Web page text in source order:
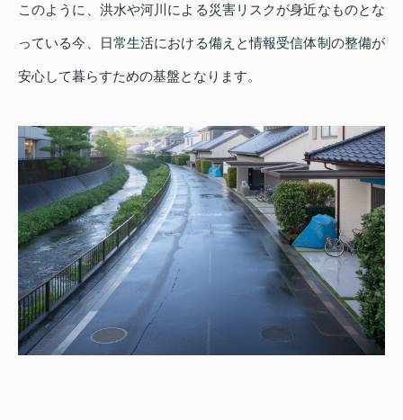
このように、洪水や河川による災害リスクが身近なものとな
っている今、日常生活における備えと情報受信体制の整備が
安心して暮らすための基盤となります。